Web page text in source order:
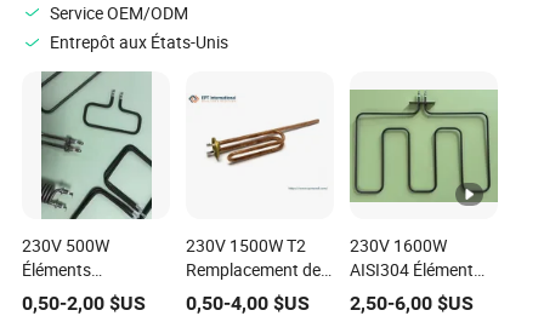
Service OEM/ODM
Entrepôt aux États-Unis
230V 500W
Éléments
chauffants de
0,50-2,00 $US
230V 1500W T2
Remplacement de
chauffe-eau en
0,50-4,00$US
230V 1600W
AISI304 Élément
chauffant pour
2,50-6,00$US